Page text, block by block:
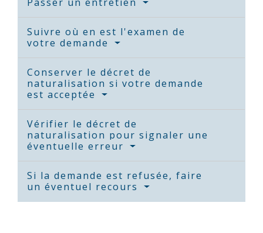
Passer un entretien
Suivre où en est l'examen de
votre demande
Conserver le décret de
naturalisation si votre demande
est acceptée
Vérifier le décret de
naturalisation pour signaler une
éventuelle erreur
Si la demande est refusée, faire
un éventuel recours